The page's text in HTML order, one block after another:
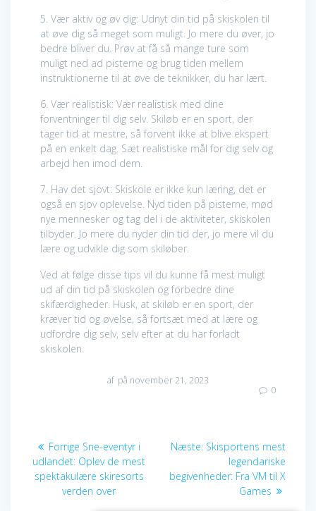
5. Vær aktiv og øv dig: Udnyt din tid på skiskolen til
at øve dig så meget som muligt. Jo mere du øver, jo
bedre bliver du. Prøv at få så mange ture som
muligt ned ad pisterne og brug tiden mellem
instruktionerne til at øve de teknikker, du har lært.
6. Vær realistisk: Vær realistisk med dine
forventninger til dig selv. Skiløb er en sport, der
tager tid at mestre, så forvent ikke at blive ekspert
på en enkelt dag. Sæt realistiske mål for dig selv og
arbejd hen imod dem.
7. Hav det sjovt: Skiskole er ikke kun læring, det er
også en sjov oplevelse. Nyd tiden på pisterne, mød
nye mennesker og tag del i de aktiviteter, skiskolen
tilbyder. Jo mere du nyder din tid der, jo mere vil du
lære og udvikle dig som skiløber.
Ved at følge disse tips vil du kunne få mest muligt
ud af din tid på skiskolen og forbedre dine
skifærdigheder. Husk, at skiløb er en sport, der
kræver tid og øvelse, så fortsæt med at lære og
udfordre dig selv, selv efter at du har forladt
skiskolen.
af på november 21, 2023
0
Indlægsnavigation
Forrige Forrige
indlæg:
Sne-eventyr i
udlandet: Oplev de mest
spektakulære skiresorts
verden over
Næste: Næste
indlæg:
Skisportens mest
legendariske
begivenheder: Fra VM til X
Games